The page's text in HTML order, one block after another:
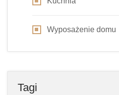
Wyposażenie domu
Tagi